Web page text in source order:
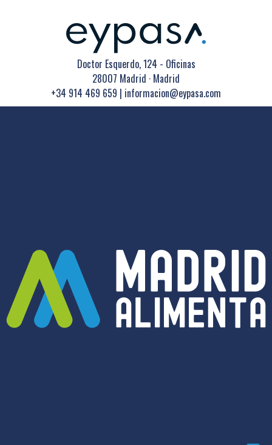
Doctor Esquerdo, 124 - Oficinas
28007 Madrid · Madrid
+34 914 469 659 | informacion@eypasa.com